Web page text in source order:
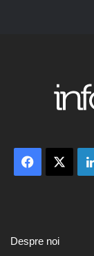
Facebook
Despre noi